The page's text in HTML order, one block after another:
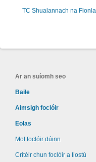
TC Shualannach na
Ar an suíomh seo
Baile
Aimsigh foclóir
Eolas
Mol foclóir dúinn
Critéir chun foclóir a liostú